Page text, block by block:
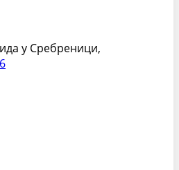
у Сребреници,